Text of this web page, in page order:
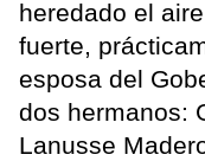
heredado el
fuerte,
esposa del
dos hermanos:
Lanusse